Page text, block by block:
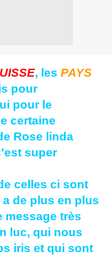
, les PAYS
pour
pour le
certaine
Rose linda
super
celles ci sont
de plus en plus
message très
luc, qui nous
iris et qui sont